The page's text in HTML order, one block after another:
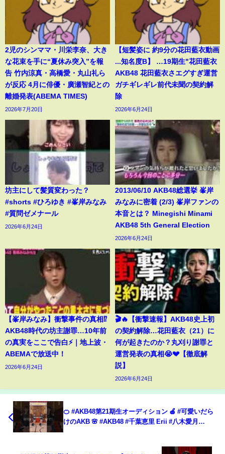
2児のシンママ・川栄李奈、大き
な花束を手に“夏休み突入”を報
告 竹内涼真・高橋愛・丸山礼ら
が反応 4月に俳優・廣瀬智紀との
離婚発表(ABEMA TIMES)
2026年7月20日
【短髪姿に 約9分の花田藍衣動画
...知名度B】 …19期生"花田藍衣
AKB48 花田藍衣さエグすぎ運営
ガチギレギレ前代未聞の契約解
除
2026年6月24日
坊主にして髪質変わった？
#shorts #ひろゆき #峯岸みなみ
#質問ゼメナール
2026年6月24日
2013/06/10 AKB48総選挙 峯岸
みなみに密着 (2/3) 峯岸ファンの
本音とは？ Minegishi Minami
AKB48 5th General Election
2026年6月24日
【峯岸みなみ】衝撃事件の真相⁉️
AKB48時代の坊主謝罪…10年前
の真実をここで告白⚡️｜地上波・
ABEMAで放送中！
2026年6月24日
🎬🔥【衝撃速報】AKB48史上初
の契約解除…花田藍衣（21）に
何が起きたのか？丸刈り謝罪と
運営発表の真相😭💔【徹底解
説】
2026年6月24日
🍊 #AKB48第21期生オーディション 🍎 #可愛いだら
けのAKB 🌸 #AKB48 #千葉恵里 Erii #八木愛月